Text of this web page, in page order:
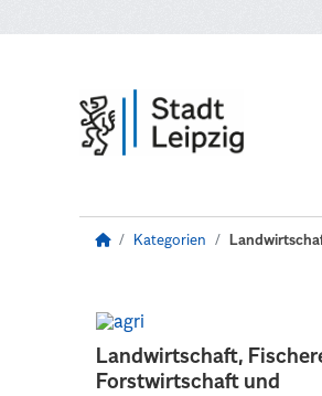
Kategorien
Landwirtschaft,
Forstwirtschaft und